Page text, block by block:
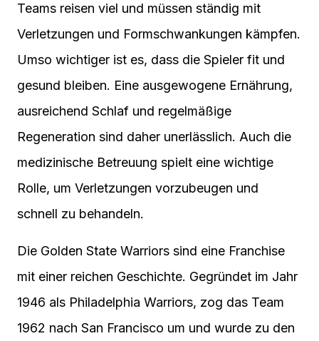
Teams reisen viel und müssen ständig mit
Verletzungen und Formschwankungen kämpfen.
Umso wichtiger ist es, dass die Spieler fit und
gesund bleiben. Eine ausgewogene Ernährung,
ausreichend Schlaf und regelmäßige
Regeneration sind daher unerlässlich. Auch die
medizinische Betreuung spielt eine wichtige
Rolle, um Verletzungen vorzubeugen und
schnell zu behandeln.
Die Golden State Warriors sind eine Franchise
mit einer reichen Geschichte. Gegründet im Jahr
1946 als Philadelphia Warriors, zog das Team
1962 nach San Francisco um und wurde zu den